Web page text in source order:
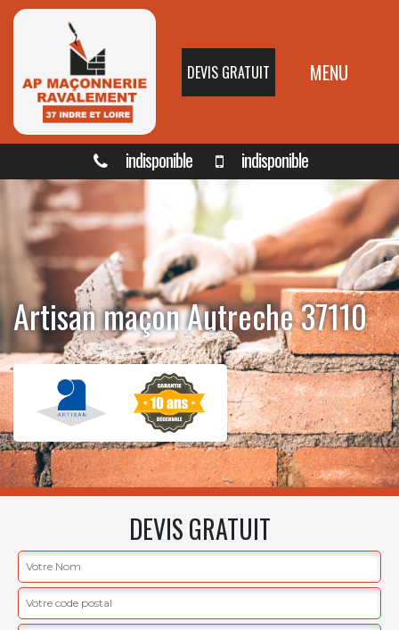
DEVIS GRATUIT MENU
indisponible indisponible
Artisan maçon Autreche 37110
DEVIS GRATUIT